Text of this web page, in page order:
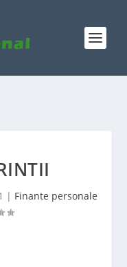
| Finante personale